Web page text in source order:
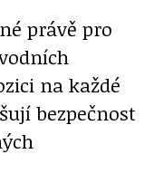
právě pro
na každé
bezpečnost